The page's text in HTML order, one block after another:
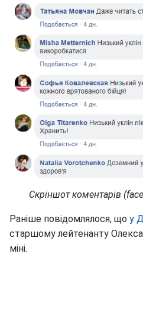
Скріншот коментарів
Раніше повідомлялося, що у
старшому лейтенанту
міні.